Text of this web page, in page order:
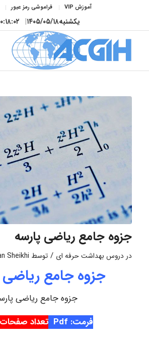
آموزش VIP فراموشی رمز عبور
یکشنبه۱۴۰۵/۰۵/۱۸|
جزوه جامع ریاضی پارسه
در دروس بهداشت حرفه ای / توسط Sheikhi
جزوه جامع ریاضی
جزوه جامع ریاضی
فرمت: Pdf
تعداد صفحات: